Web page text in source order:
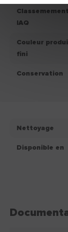
Classemement
IAQ
Couleur
fini
Conservation
Nettoyage
Disponible en